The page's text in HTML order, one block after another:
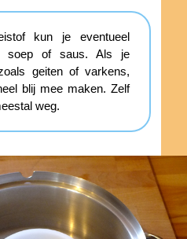
kun je eventueel
soep of saus. Als je
geiten of varkens,
blij mee maken. Zelf
weg.